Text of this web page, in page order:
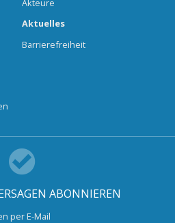
Akteure
Aktuelles
Barrierefreiheit
ABONNIEREN
per E-Mail